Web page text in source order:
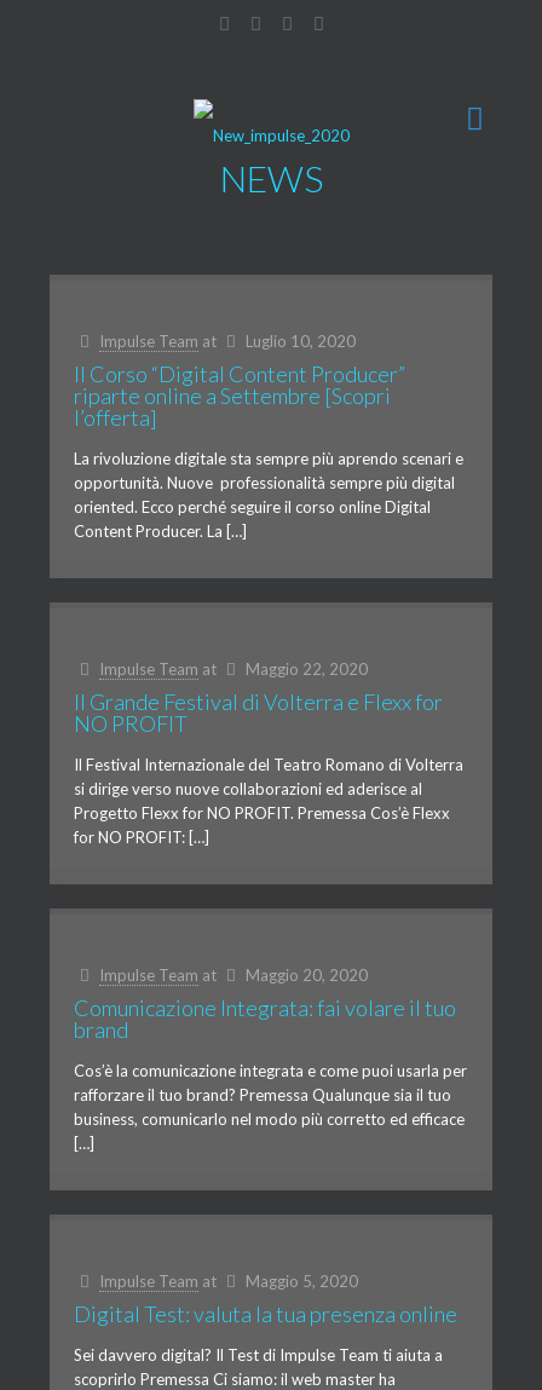
NEWS
Impulse Team at Luglio 10, 2020
Il Corso “Digital Content Producer”
riparte online a Settembre [Scopri
l’offerta]
La rivoluzione digitale sta sempre più aprendo scenari e
opportunità. Nuove professionalità sempre più digital
oriented. Ecco perché seguire il corso online Digital
Content Producer. La […]
Impulse Team at Maggio 22, 2020
Il Grande Festival di Volterra e Flexx for
NO PROFIT
Il Festival Internazionale del Teatro Romano di Volterra
si dirige verso nuove collaborazioni ed aderisce al
Progetto Flexx for NO PROFIT. Premessa Cos’è Flexx
for NO PROFIT: […]
Impulse Team at Maggio 20, 2020
Comunicazione Integrata: fai volare il tuo
brand
Cos’è la comunicazione integrata e come puoi usarla per
rafforzare il tuo brand? Premessa Qualunque sia il tuo
business, comunicarlo nel modo più corretto ed efficace
[…]
Impulse Team at Maggio 5, 2020
Digital Test: valuta la tua presenza online
Sei davvero digital? Il Test di Impulse Team ti aiuta a
scoprirlo Premessa Ci siamo: il web master ha